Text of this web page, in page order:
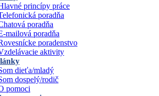
princípy práce
poradňa
poradňa
mailová poradňa
poradenstvo
aktivity
dieťa/mladý
dospelý/rodič
pomoci